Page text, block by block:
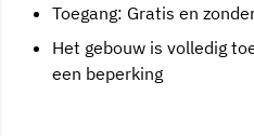
Toegang: Gratis en
Het gebouw is volledig
een beperking